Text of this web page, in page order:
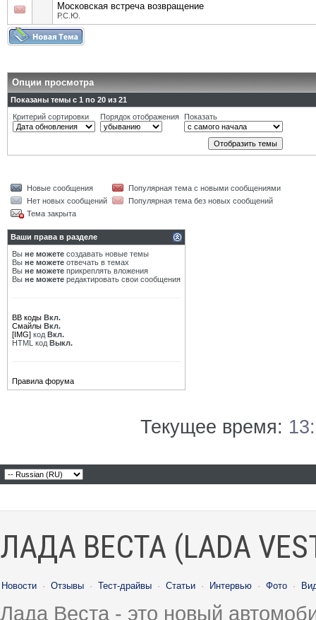
Московская встреча возвращение
Р.С.Ю.
Опции просмотра
Показаны темы с 1 по 20 из 21
Критерий сортировки
Порядок отображения Показать
Новые сообщения
Популярная тема с новыми сообщениями
Нет новых сообщений
Популярная тема без новых сообщений
Тема закрыта
Ваши права в разделе
Вы не можете создавать новые темы
Вы не можете отвечать в темах
Вы не можете прикреплять вложения
Вы не можете редактировать свои сообщения
BB коды Вкл.
Смайлы Вкл.
[IMG] код Вкл.
HTML код Выкл.
Правила форума
Текущее время:
ЛАДА ВЕСТА (LADA
Новости · Отзывы · Тест-драйвы · Статьи · Интервью · Фото ·
Лада Веста - это новый